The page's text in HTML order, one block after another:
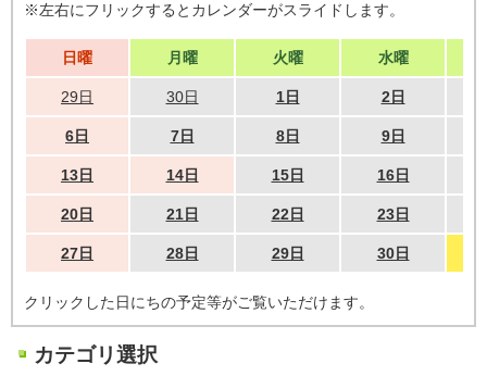
※左右にフリックするとカレンダーがスライドします。
日曜 月曜 火曜 水曜
29日 30日 1日 2日
6日 7日 8日 9日
13日 14日 15日 16日
20日 21日 22日 23日
27日 28日 29日 30日
クリックした日にちの予定等がご覧いただけます。
カテゴリ選択